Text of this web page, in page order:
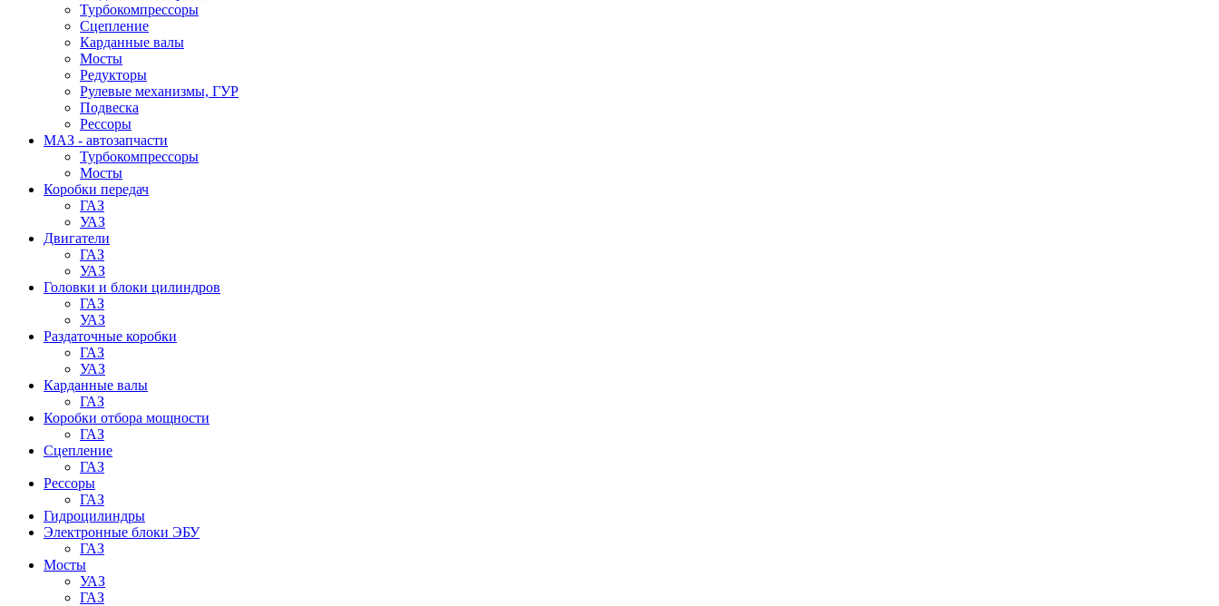
Турбокомпрессоры
Сцепление
Карданные валы
Мосты
Редукторы
Рулевые механизмы, ГУР
Подвеска
Рессоры
МАЗ - автозапчасти
Турбокомпрессоры
Мосты
Коробки передач
ГАЗ
УАЗ
Двигатели
ГАЗ
УАЗ
Головки и блоки цилиндров
ГАЗ
УАЗ
Раздаточные коробки
ГАЗ
УАЗ
Карданные валы
ГАЗ
Коробки отбора мощности
ГАЗ
Сцепление
ГАЗ
Рессоры
ГАЗ
Гидроцилиндры
Электронные блоки ЭБУ
ГАЗ
Мосты
УАЗ
ГАЗ